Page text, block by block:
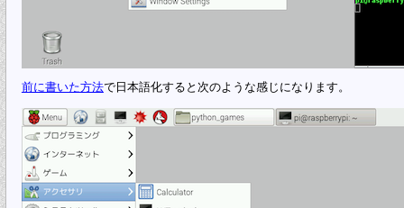
前に書いた方法で日本語化すると次のような感じになります。